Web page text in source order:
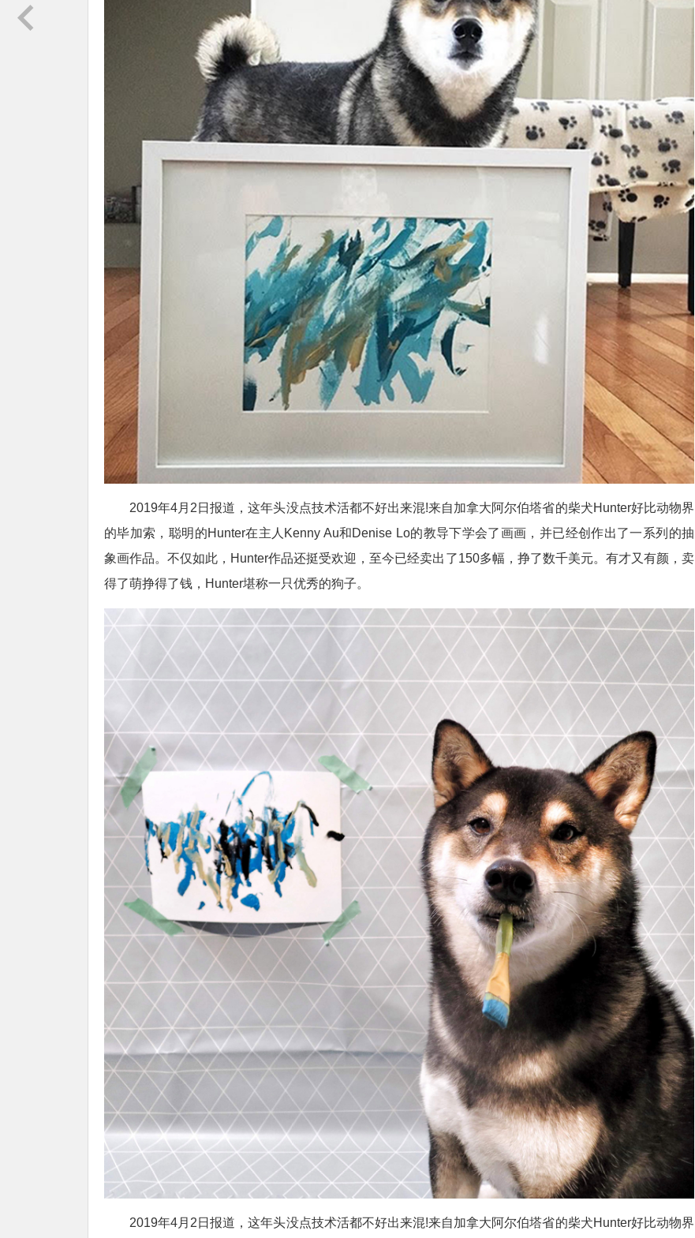
2019年4月2日报道，这年头没点技术活都不好出来混!来自加拿大阿尔伯塔省的柴犬Hunter好比动物界
的毕加索，聪明的Hunter在主人Kenny Au和Denise Lo的教导下学会了画画，并已经创作出了一系列的抽
象画作品。不仅如此，Hunter作品还挺受欢迎，至今已经卖出了150多幅，挣了数千美元。有才又有颜，卖
得了萌挣得了钱，Hunter堪称一只优秀的狗子。
2019年4月2日报道，这年头没点技术活都不好出来混!来自加拿大阿尔伯塔省的柴犬Hunter好比动物界